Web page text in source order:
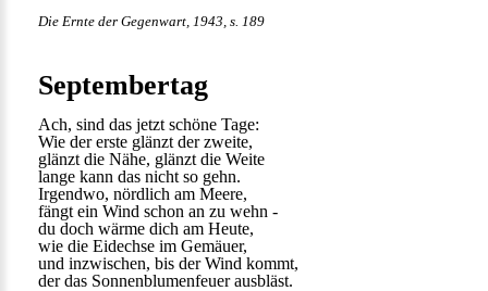
Die Ernte der Gegenwart, 1943, s. 189
Septembertag
Ach, sind das jetzt schöne Tage:
Wie der erste glänzt der zweite,
glänzt die Nähe, glänzt die Weite
lange kann das nicht so gehn.
Irgendwo, nördlich am Meere,
fängt ein Wind schon an zu wehn -
du doch wärme dich am Heute,
wie die Eidechse im Gemäuer,
und inzwischen, bis der Wind kommt,
der das Sonnenblumenfeuer ausbläst.